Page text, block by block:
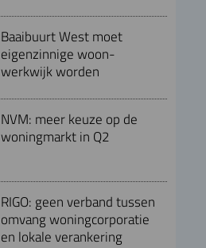
Baaibuurt West moet
eigenzinnige woon-
werkwijk worden
NVM: meer keuze op de
woningmarkt in Q2
RIGO: geen verband tussen
omvang woningcorporatie
en lokale verankering